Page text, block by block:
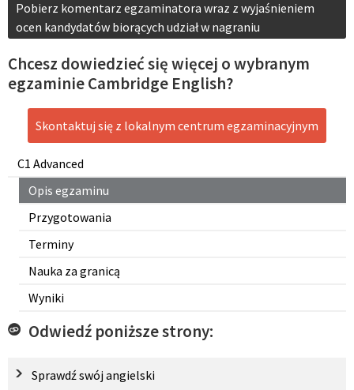
C1 Advanced
Opis egzaminu
Przygotowania
Terminy
Nauka za granicą
Wyniki
Odwiedź poniższe strony:
Sprawdź swój angielski
Pobierz komentarz egzaminatora wraz z wyjaśnieniem
ocen kandydatów biorących udział w nagraniu
Chcesz dowiedzieć się więcej o wybranym
egzaminie Cambridge English?
Skontaktuj się z lokalnym centrum egzaminacyjnym